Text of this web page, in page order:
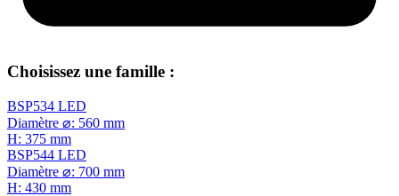
Choisissez une famille :
BSP534 LED
Diamètre ⌀: 560 mm
H: 375 mm
BSP544 LED
Diamètre ⌀: 700 mm
H: 430 mm